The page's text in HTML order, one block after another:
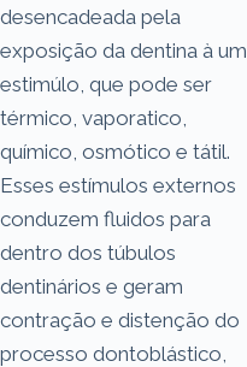
desencadeada pela
exposição da dentina à um
estimúlo, que pode ser
térmico, vaporatico,
químico, osmótico e tátil.
Esses estímulos externos
conduzem fluidos para
dentro dos túbulos
dentinários e geram
contração e distenção do
processo dontoblástico,